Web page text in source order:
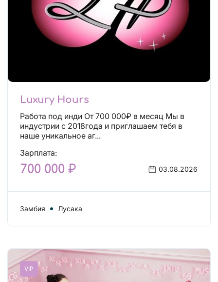
Luxury Hours
Работа под инди От 700 000₽ в месяц Мы в
индустрии с 2018года и приглашаем тебя в
наше уникальное аг...
Зарплата:
700 000 ₽ 03.08.2026
Замбия Лусака
VIP